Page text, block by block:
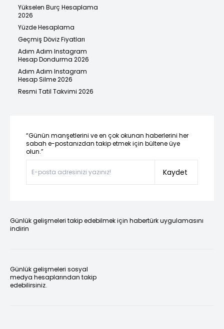
Yükselen Burç Hesaplama
2026
Yüzde Hesaplama
Geçmiş Döviz Fiyatları
Adım Adım Instagram
Hesap Dondurma 2026
Adım Adım Instagram
Hesap Silme 2026
Resmi Tatil Takvimi 2026
“Günün manşetlerini ve en çok okunan haberlerini her
sabah e-postanızdan takip etmek için bültene üye
olun.”
Kaydet
Günlük gelişmeleri takip edebilmek için habertürk uygulamasını
indirin
Günlük gelişmeleri sosyal
medya hesaplarından takip
edebilirsiniz.